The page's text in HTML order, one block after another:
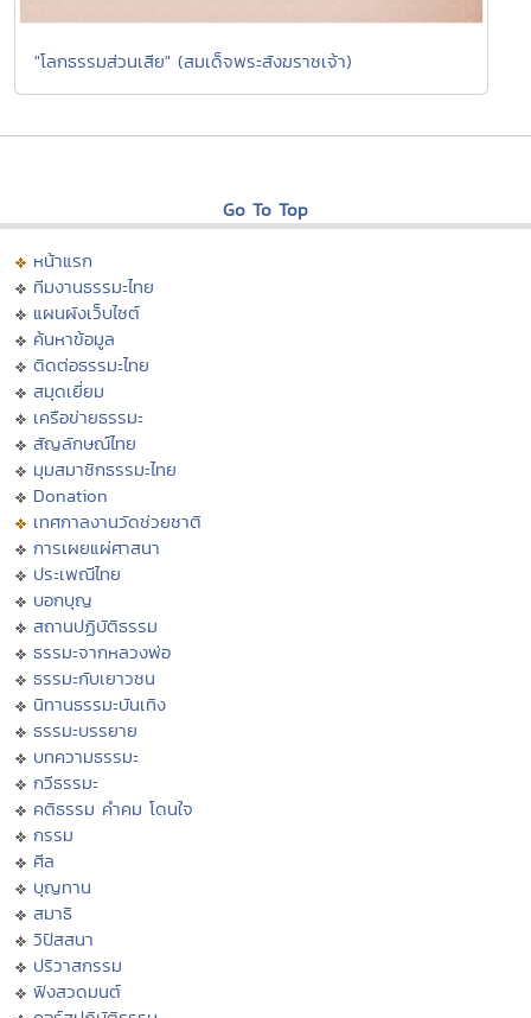
"โลกธรรมส่วนเสีย" (สมเด็จพระสังฆราชเจ้า)
Go To Top
หน้าแรก
ทีมงานธรรมะไทย
แผนผังเว็บไซต์
ค้นหาข้อมูล
ติดต่อธรรมะไทย
สมุดเยี่ยม
เครือข่ายธรรมะ
สัญลักษณ์ไทย
มุมสมาชิกธรรมะไทย
Donation
เทศกาลงานวัดช่วยชาติ
การเผยแผ่ศาสนา
ประเพณีไทย
บอกบุญ
สถานปฏิบัติธรรม
ธรรมะจากหลวงพ่อ
ธรรมะกับเยาวชน
นิทานธรรมะบันเทิง
ธรรมะบรรยาย
บทความธรรมะ
กวีธรรมะ
คติธรรม คำคม โดนใจ
กรรม
ศีล
บุญทาน
สมาธิ
วิปัสสนา
ปริวาสกรรม
ฟังสวดมนต์